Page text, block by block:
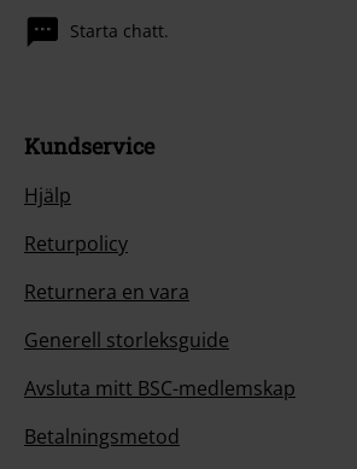
Starta chatt.
Kundservice
Hjälp
Returpolicy
Returnera en vara
Generell storleksguide
Avsluta mitt BSC-medlemskap
Betalningsmetod